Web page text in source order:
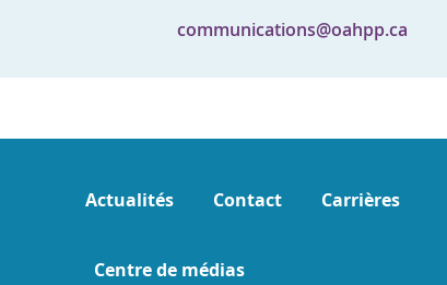
communications@oahpp.ca
Actualités Contact Carrières
Centre de médias